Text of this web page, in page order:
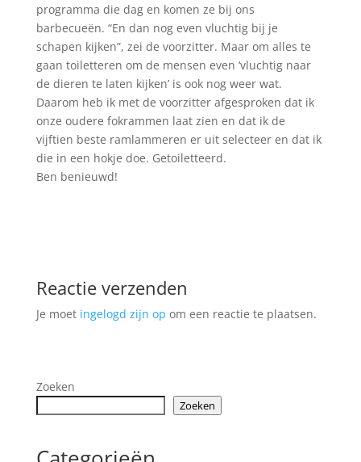
programma die dag en komen ze bij ons
barbecueën. “En dan nog even vluchtig bij je
schapen kijken”, zei de voorzitter. Maar om alles te
gaan toiletteren om de mensen even ‘vluchtig naar
de dieren te laten kijken’ is ook nog weer wat.
Daarom heb ik met de voorzitter afgesproken dat ik
onze oudere fokrammen laat zien en dat ik de
vijftien beste ramlammeren er uit selecteer en dat ik
die in een hokje doe. Getoiletteerd.
Ben benieuwd!
Reactie verzenden
Je moet ingelogd zijn op om een reactie te plaatsen.
Zoeken
Zoeken